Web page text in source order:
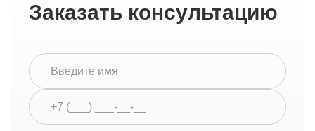
Заказать консультацию